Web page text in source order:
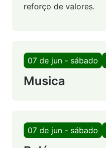
reforço de valores.
07 de jun - sábado
Musica
07 de jun - sábado